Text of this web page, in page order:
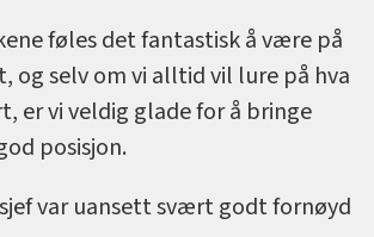
føles det fantastisk å være på
og selv om vi alltid vil lure på hva
er vi veldig glade for å bringe
posisjon.
var uansett svært godt fornøyd